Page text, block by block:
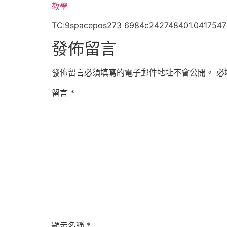
教學
TC:9spacepos273
發佈留言
發佈留言必須填寫的電子郵件地址不會公開。 必
留言 *